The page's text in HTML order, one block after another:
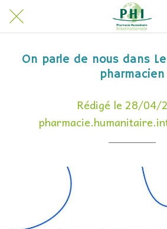
On parle de nous dans
pharmacien
Rédigé le 28/04/